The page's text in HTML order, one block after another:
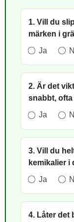
1. Vill du
märken i
Ja
2. Är det
snabbt,
Ja
3. Vill du
kemikalier i
Ja
4. Låter det